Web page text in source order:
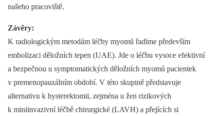
našeho pracoviště.
Závěry:
K radiologickým metodám léčby myomů řadíme především
embolizaci děložních tepen (UAE). Jde o léčbu vysoce efektivní
a bezpečnou u symptomatických děložních myomů pacientek
v premenopauzálním období. V této skupině představuje
alternativu k hysterektomii, zejména u žen rizikových
k miniinvazivní léčbě chirurgické (LAVH) a přejících si